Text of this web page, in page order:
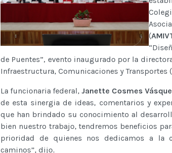
(
de Puentes”, evento inaugurado por la
Infraestructura, Comunicaciones y Transportes
La funcionaria federal, Janette Cosmes
de esta sinergia de ideas, comentarios y
que han brindado su conocimiento al
bien nuestro trabajo, tendremos beneficios
prioridad de quienes nos dedicamos a la
caminos”, dijo.